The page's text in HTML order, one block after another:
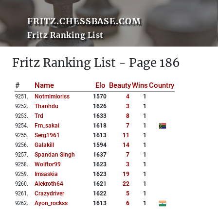
FRITZ.CHESSBASE.COM
Fritz Ranking List
Fritz Ranking List - Page 186
# Name Elo BeautyWinsCountry
9251 . Notmlmloriss 1570 4
1
9252. Thanhdu 1626 3
1
9253. Trd 1633 8
1
9254. Fm_sakai 1618 7
1
9255. Serg1961 1613 11
1
9256. Galakill 1594 14
1
9257. Spandan Singh 1637 7
1
9258. Wolftor99 1623 3
1
9259. Imsaskia 1623 19
1
9260. Alekroth64 1621 22
1
9261 . Crazydriver 1622 5
1
9262. Ayon_rockss 1613 6
1